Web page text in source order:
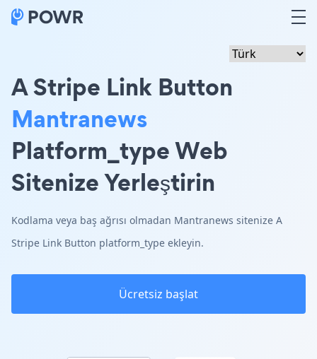
A Stripe Link Button
Mantranews
Platform_type Web
Sitenize Yerleştirin
Kodlama veya baş ağrısı olmadan Mantranews sitenize A
Stripe Link Button platform_type ekleyin.
Ücretsiz başlat